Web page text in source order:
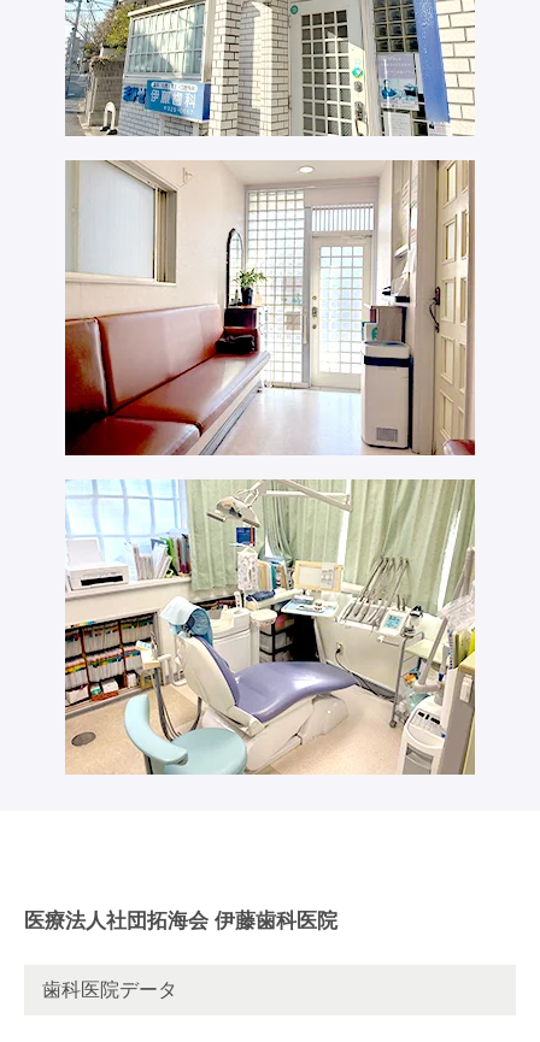
医療法人社団拓海会 伊藤歯科医院
歯科医院データ